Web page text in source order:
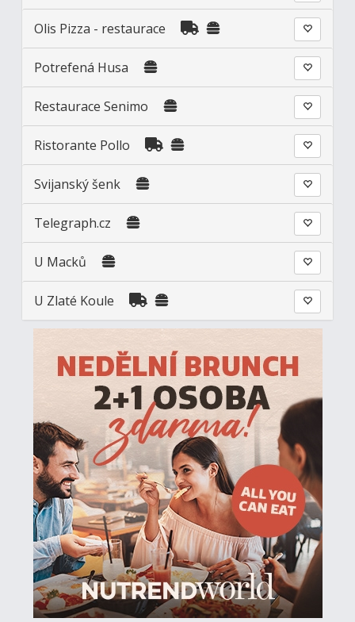
Olis Pizza - restaurace
Potrefená Husa
Restaurace Senimo
Ristorante Pollo
Svijanský šenk
Telegraph.cz
U Macků
U Zlaté Koule